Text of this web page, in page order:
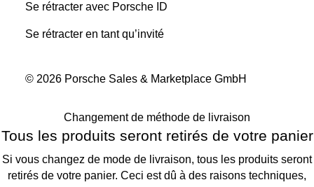
Se rétracter avec Porsche ID
Se rétracter en tant qu’invité
© 2026 Porsche Sales & Marketplace GmbH
Changement de méthode de livraison
Tous les produits seront retirés de votre panier
Si vous changez de mode de livraison, tous les produits seront
retirés de votre panier. Ceci est dû à des raisons techniques,